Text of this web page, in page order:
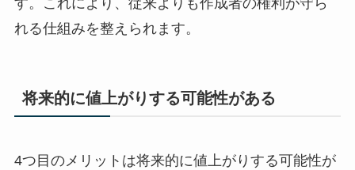
れる仕組みを整えられます。
将来的に値上がりする可能性がある
4つ目のメリットは将来的に値上がりする可能性が